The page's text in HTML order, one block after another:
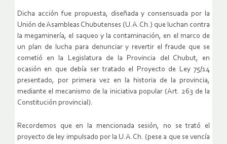
Dicha acción fue propuesta, diseñada y consensuada por la
Unión de Asambleas Chubutenses (U.A.Ch.) que luchan contra
la megaminería, el saqueo y la contaminación, en el marco de
un plan de lucha para denunciar y revertir el fraude que se
cometió en la Legislatura de la Provincia del Chubut, en
ocasión en que debía ser tratado el Proyecto de Ley 75/14
presentado, por primera vez en la historia de la provincia,
mediante el mecanismo de la iniciativa popular (Art. 263 de la
Constitución provincial).
Recordemos que en la mencionada sesión, no se trató el
proyecto de ley impulsado por la U.A.Ch. (pese a que se vencía